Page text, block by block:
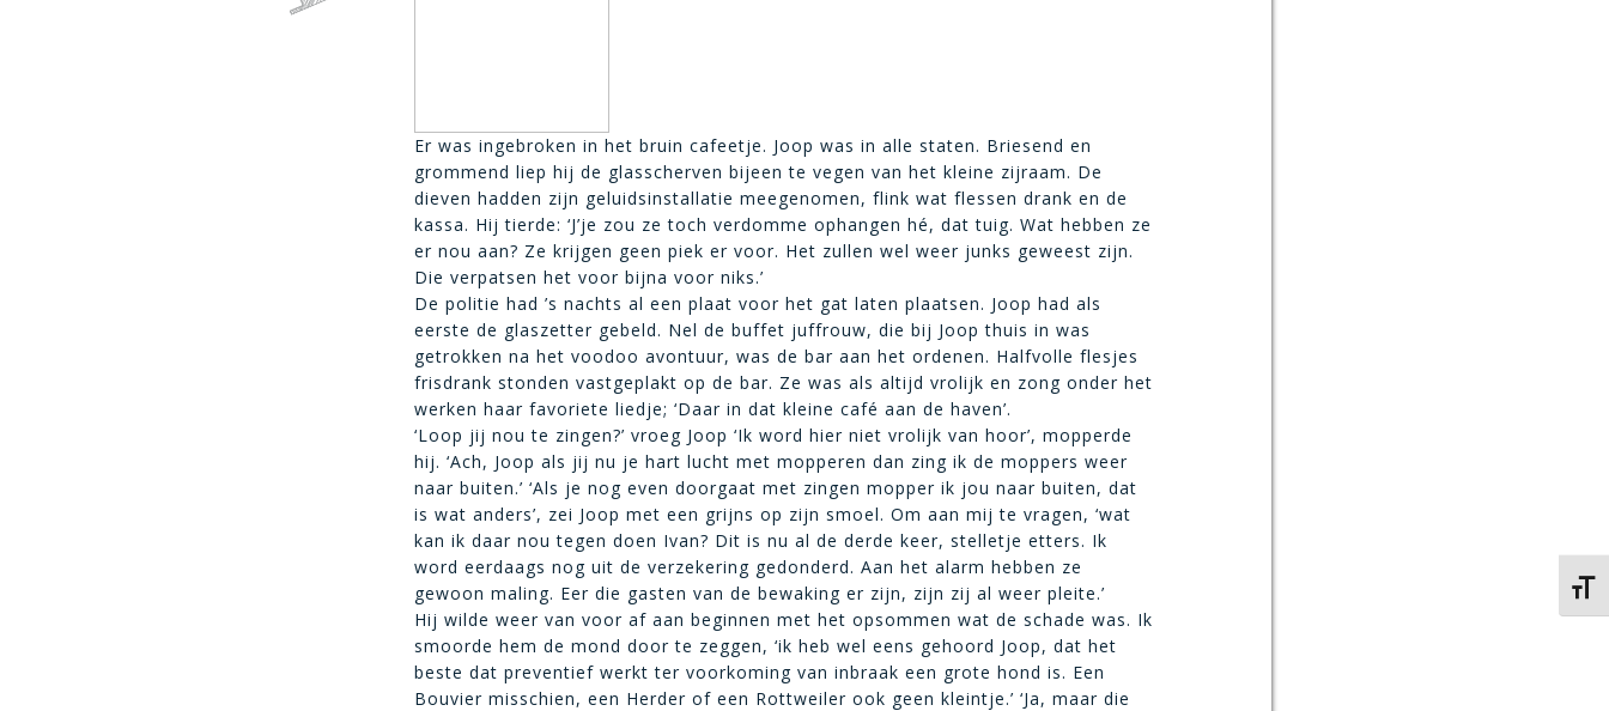
Er was ingebroken in het bruin cafeetje. Joop was in alle staten. Briesend en
grommend liep hij de glasscherven bijeen te vegen van het kleine zijraam. De
dieven hadden zijn geluidsinstallatie meegenomen, flink wat flessen drank en de
kassa. Hij tierde: ‘J’je zou ze toch verdomme ophangen hé, dat tuig. Wat hebben ze
er nou aan? Ze krijgen geen piek er voor. Het zullen wel weer junks geweest zijn.
Die verpatsen het voor bijna voor niks.’
De politie had ’s nachts al een plaat voor het gat laten plaatsen. Joop had als
eerste de glaszetter gebeld. Nel de buffet juffrouw, die bij Joop thuis in was
getrokken na het voodoo avontuur, was de bar aan het ordenen. Halfvolle flesjes
frisdrank stonden vastgeplakt op de bar. Ze was als altijd vrolijk en zong onder het
werken haar favoriete liedje; ‘Daar in dat kleine café aan de haven’.
‘Loop jij nou te zingen?’ vroeg Joop ‘Ik word hier niet vrolijk van hoor’, mopperde
hij. ‘Ach, Joop als jij nu je hart lucht met mopperen dan zing ik de moppers weer
naar buiten.’ ‘Als je nog even doorgaat met zingen mopper ik jou naar buiten, dat
is wat anders’, zei Joop met een grijns op zijn smoel. Om aan mij te vragen, ‘wat
kan ik daar nou tegen doen Ivan? Dit is nu al de derde keer, stelletje etters. Ik
word eerdaags nog uit de verzekering gedonderd. Aan het alarm hebben ze
gewoon maling. Eer die gasten van de bewaking er zijn, zijn zij al weer pleite.’
Hij wilde weer van voor af aan beginnen met het opsommen wat de schade was. Ik
smoorde hem de mond door te zeggen, ‘ik heb wel eens gehoord Joop, dat het
beste dat preventief werkt ter voorkoming van inbraak een grote hond is. Een
Bouvier misschien, een Herder of een Rottweiler ook geen kleintje.’ ‘Ja, maar die